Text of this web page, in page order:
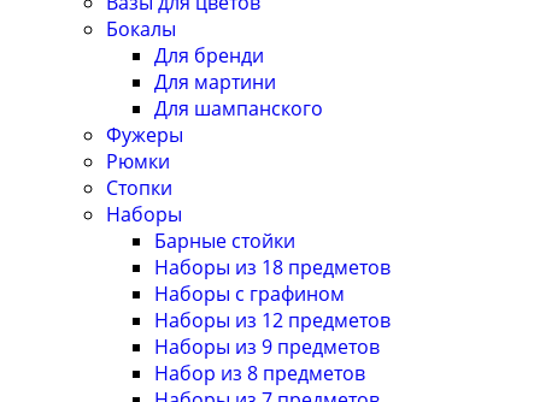
Бокалы
Для бренди
Для мартини
Для шампанского
Фужеры
Рюмки
Стопки
Наборы
Барные стойки
Наборы из 18 предметов
Наборы с графином
Наборы из 12 предметов
Наборы из 9 предметов
Набор из 8 предметов